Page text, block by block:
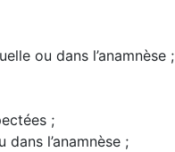
ou dans l’anamnèse ;
;
l’anamnèse ;